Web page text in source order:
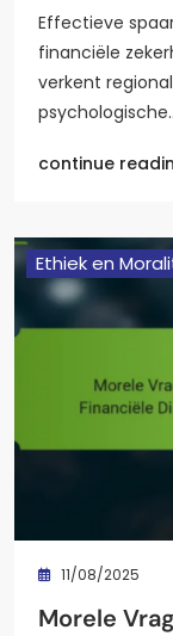
Effectieve
financiële
verkent
continue
Ethiek en
11/08/2025
Morele